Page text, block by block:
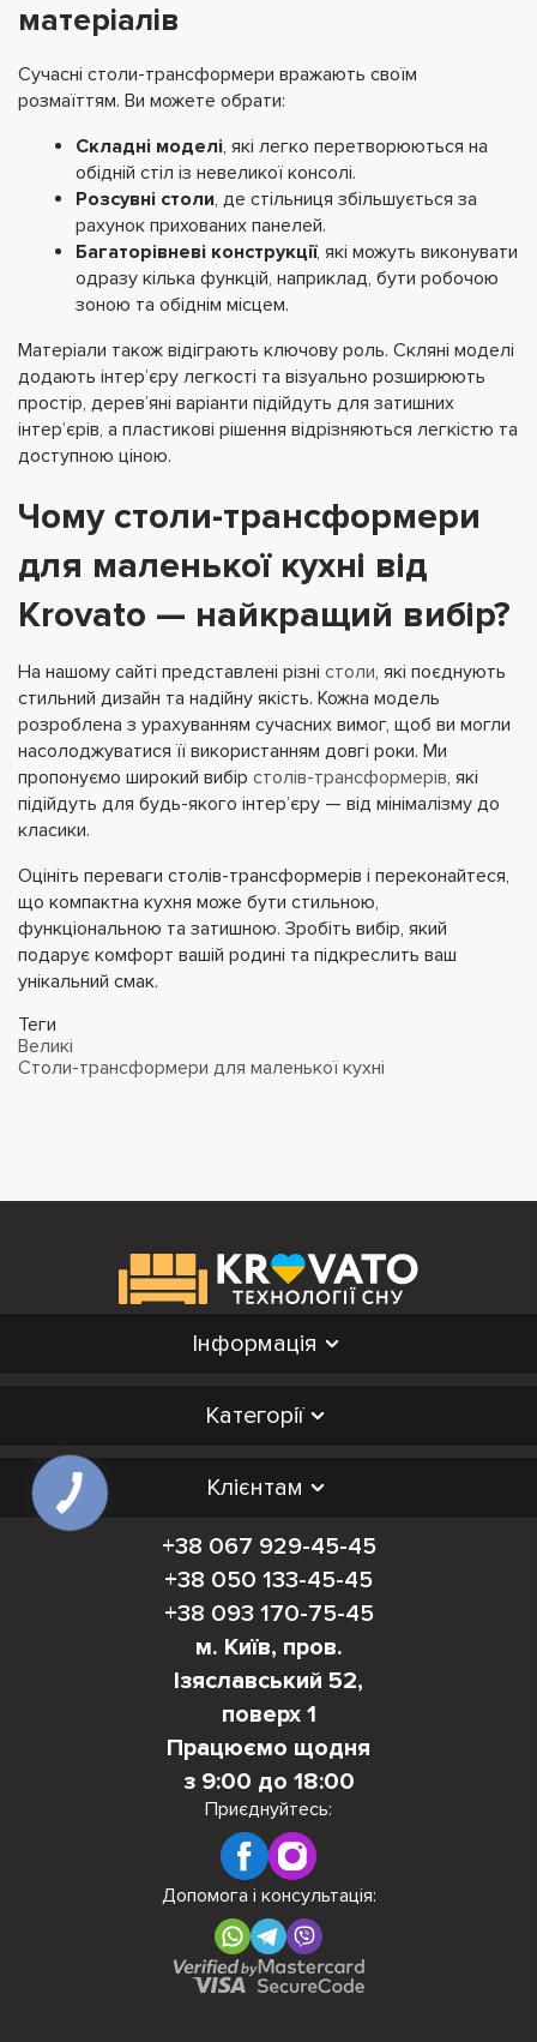
матеріалів
Сучасні столи-трансформери вражають своїм
розмаїттям. Ви можете обрати:
Складні моделі, які легко перетворюються на
обідній стіл із невеликої консолі.
Розсувні столи, де стільниця збільшується за
рахунок прихованих панелей.
Багаторівневі конструкції, які можуть виконувати
одразу кілька функцій, наприклад, бути робочою
зоною та обіднім місцем.
Матеріали також відіграють ключову роль. Скляні моделі
додають інтер’єру легкості та візуально розширюють
простір, дерев’яні варіанти підійдуть для затишних
інтер’єрів, а пластикові рішення відрізняються легкістю та
доступною ціною.
Чому столи-трансформери
для маленької кухні від
Krovato — найкращий вибір?
На нашому сайті представлені різні столи, які поєднують
стильний дизайн та надійну якість. Кожна модель
розроблена з урахуванням сучасних вимог, щоб ви могли
насолоджуватися її використанням довгі роки. Ми
пропонуємо широкий вибір столів-трансформерів, які
підійдуть для будь-якого інтер’єру — від мінімалізму до
класики.
Оцініть переваги столів-трансформерів і переконайтеся,
що компактна кухня може бути стильною,
функціональною та затишною. Зробіть вибір, який
подарує комфорт вашій родині та підкреслить ваш
унікальний смак.
Теги
Великі
Столи-трансформери для маленької кухні
Інформація
Категорії
Клієнтам
+38 067 929-45-45
+38 050 133-45-45
+38 093 170-75-45
м. Київ, пров.
Ізяславський 52,
поверх 1
Працюємо щодня
з 9:00 до 18:00
Приєднуйтесь:
Допомога і консультація: